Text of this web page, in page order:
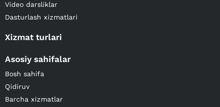
Video darsliklar
Dasturlash xizmatlari
Xizmat turlari
Asosiy sahifalar
Bosh sahifa
Qidiruv
Barcha xizmatlar